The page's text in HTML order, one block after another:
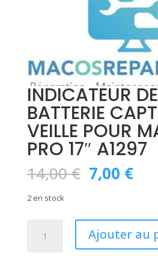
INDICATEUR
BATTERIE
VEILLE POUR
PRO 17″ A1297
14,00€ Le
prix
était :
14,00 €.
7,00 €Le
prix
2 en stock
Ajouter au